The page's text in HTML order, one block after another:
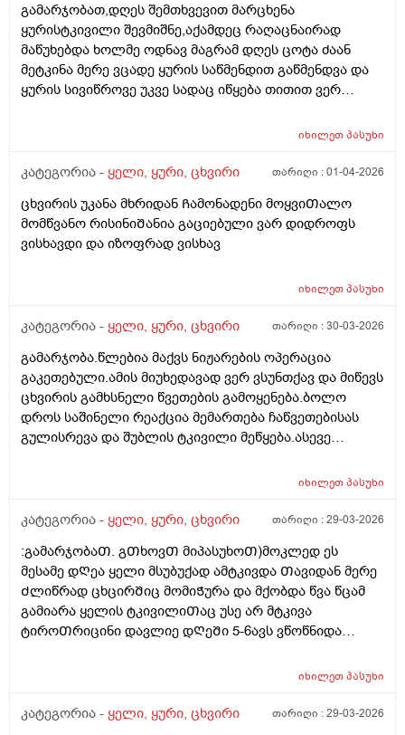
გამარჯობათ,დღეს შემთხვევით მარცხენა
ყურისტკივილი შევმიშნე,აქამდეც რაღაცნაირად
მაწუხებდა ხოლმე ოდნავ მაგრამ დღეს ცოტა ძაან
მეტკინა მერე ვცადე ყურის საწმენდით გაწმენდვა და
ყურის სივიწროვე უკვე სადაც იწყება თითით ვერ
მტკივა,საწმენს ყვითელი ფერის ნადები მოყვებოდა
მაქვს,არც გამონადენი მაქვს,აქ წავიკითხე რაღაც და
ტკივილიო,არვიცი უეცრად ამრკივდა თუ აქამდეც
მტკიოდა,მაგრამ საწმენდის შეხევისას ძაან
მეტკინა,ცოტა ვიწვალე და გაღიზიანდა,მაქვს
წვეთი,თითოქს მიკლო მაგრამ ნერწყვის ყლაპვისას
შეხებისას გარედან არ მტკივა,ვაბრალებ
გაციებას,დილით ტანი დავიბანე და მერე რამოდენიმე
დღე მოვყევი სიცივეში,ვგრძნობდი რომ თავი
მიცივდებოდა,მოკლედ ექიმთან ვერ მივდივარ
ჯერჯერობით სამსახურის გამო და თუ არ მოიმატა
ტკივილმა როგორ შეიძლევა რო მოვიქცე ტას
მირჩევთ?
იხილეთპასუხი
კატეგორია - ყელი, ყური, ცხვირი თარიღი :01-04-2026
ცხვირის უკანა მხრიდან Ჩამონადენი მოყვიᲗალო
მომწვანო რისინიᲨანია გაციებული ვარ დიდროფს
ვისხავდი და იზოფრად ვისხავ
იხილეთპასუხი
კატეგორია - ყელი, ყური, ცხვირი თარიღი :30-03-2026
გამარჯობა.წლებია მაქვს ნიჟარების ოპერაცია
გაკეთებული.ამის მიუხედავად ვერ ვსუნთქავ და მიწევს
ცხვირის გამხსნელი წვეთების გამოყენება.ბოლო
დროს საშინელი რეაქცია მემართება ჩაწვეთებისას
გულისრევა და შუბლის ტკივილი მეწყება.ასევე
ანტიბიოტიკი მჭირდება.ეს სავარაუდოდ ცხვირის
გარეშე რომ ვისუნთქო?თუ არ ჩავიწვეთე
არსებობს.გმადლობთ
იხილეთპასუხი
კატეგორია - ყელი, ყური, ცხვირი თარიღი :29-03-2026
:გამარჯობაᲗ. გᲗხოვᲗ მიპასუხოᲗ)მოკლედ ეს
მესამე დᲦეა ყელი მსუბუქად ამტკივდა Თავიდან მერე
Ძლიწრად ცხცირᲨიც მომიᲭურა და მქობდა წვა წცამ
გამიარა ყელის ტკივილიᲗაც უსე არ მტკივა
ტიროᲗრიცინი დავლიე დᲦეᲨი 5-6ავს ვწოწნიდა
დიდროფს და იზოფრას ვისხავ Ჩაის ფერვექს და
ხოლმე სიცხე 37.6ზე მაᲦალი ან 37.6 მაქ ხოლმე და
იხილეთპასუხი
კატეგორია - ყელი, ყური, ცხვირი თარიღი :29-03-2026